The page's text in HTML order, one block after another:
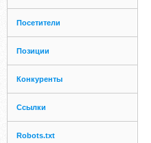
Посетители
Позиции
Конкуренты
Ссылки
Robots.txt